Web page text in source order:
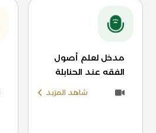
مدخل لعلم أصول
الفقه عند الحنابلة
شاهد المزيد